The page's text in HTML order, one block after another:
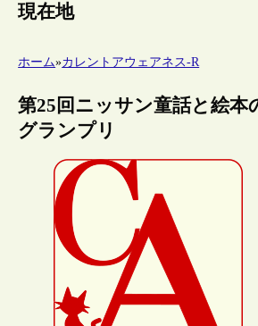
現在地
ホーム»カレントアウェアネス-R
第25回ニッサン童話と絵本
グランプリ